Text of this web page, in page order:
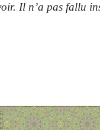
Il n’a pas fallu